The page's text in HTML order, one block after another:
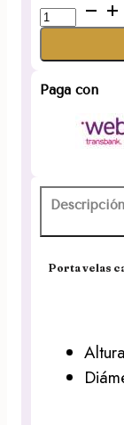
Porta
velas
flor
cantidad
Paga con
Porta velas